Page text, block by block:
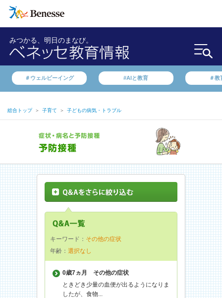
みつかる、明日のまなび。
＃ウェルビーイング #AIと教育 ＃教
総合トップ ＞ 子育て ＞ 子どもの病気・トラブル
キーワード： その他の症状
年齢： 選択なし
0歳7ヵ月
その他の症状
ときどき少量の血便が出るようになりま
したが、食物...